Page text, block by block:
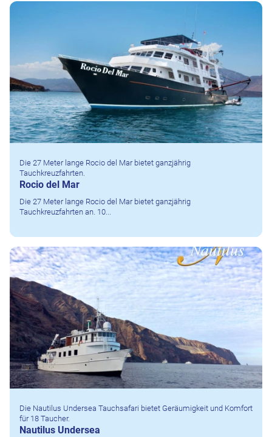
Die 27 Meter lange Rocio del Mar bietet ganzjährig
Tauchkreuzfahrten.
Rocio del Mar
Die 27 Meter lange Rocio del Mar bietet ganzjährig
Tauchkreuzfahrten an. 10...
Die Nautilus Undersea Tauchsafari bietet Geräumigkeit und Komfort
für 18 Taucher.
Nautilus Undersea